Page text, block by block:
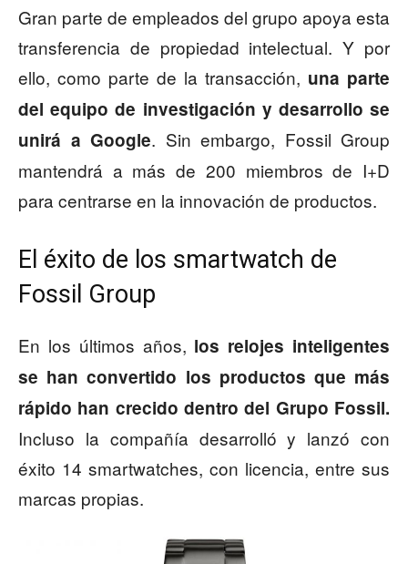
Gran parte de empleados del grupo apoya esta
transferencia de propiedad intelectual. Y por
ello, como parte de la transacción, una parte
del equipo de investigación y desarrollo se
unirá a Google. Sin embargo, Fossil Group
mantendrá a más de 200 miembros de I+D
para centrarse en la innovación de productos.
El éxito de los smartwatch de
Fossil Group
En los últimos años, los relojes inteligentes
se han convertido los productos que más
rápido han crecido dentro del Grupo Fossil.
Incluso la compañía desarrolló y lanzó con
éxito 14 smartwatches, con licencia, entre sus
marcas propias.